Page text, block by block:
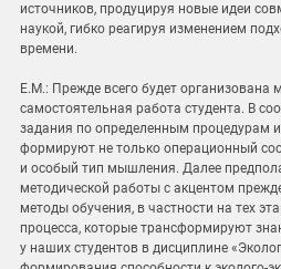
источников, продуцируя новые идеи
наукой, гибко реагируя изменением
времени.
Е.М.: Прежде всего будет организована
самостоятельная работа студента. В
задания по определенным процедурам
формируют не только операционный
и особый тип мышления. Далее
методической работы с акцентом
методы обучения, в частности на тех
процесса, которые трансформируют
у наших студентов в дисциплине